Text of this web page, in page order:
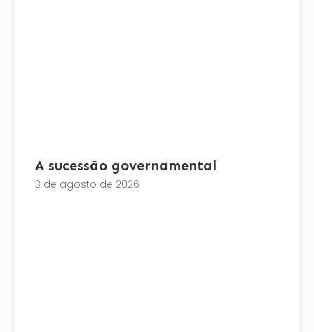
A sucessão governamental
3 de agosto de 2026